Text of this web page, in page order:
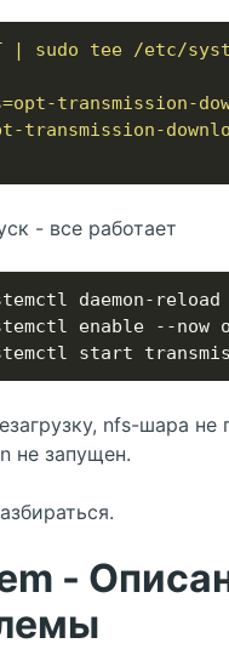
- все работает
nfs-шара не
не запущен.
-